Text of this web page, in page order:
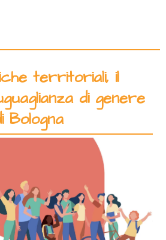
territoriali, il
di genere
Bologna